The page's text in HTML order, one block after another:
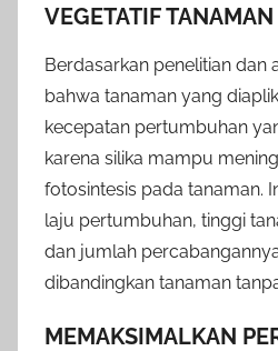
VEGETATIF TANAMAN
Berdasarkan penelitian dan
bahwa tanaman yang
kecepatan pertumbuhan
karena silika mampu
fotosintesis pada tanaman.
laju pertumbuhan, tinggi
dan jumlah
dibandingkan tanaman
MEMAKSIMALKAN